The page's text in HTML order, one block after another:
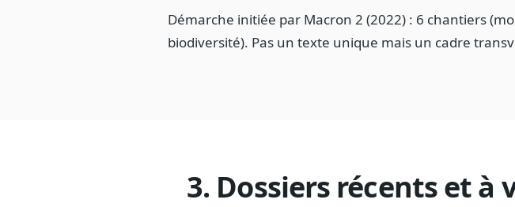
Démarche initiée par Macron 2 (2022) : 6 chantiers
biodiversité). Pas un texte unique mais un cadre
3. Dossiers récents et à